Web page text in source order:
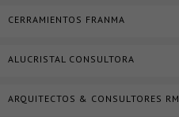
CERRAMIENTOS FRANMA
ALUCRISTAL CONSULTORA
ARQUITECTOS & CONSULTORES RM